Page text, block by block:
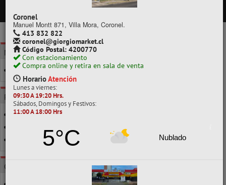
Coronel
Manuel Montt 871, Villa Mora, Coronel.
413 832 822
coronel@giorgiomarket.cl
Código Postal: 4200770
Con estacionamiento
Compra online y retira en sala de venta
HorarioAtención
Lunes a viernes:
09:30 A 19:20 Hrs.
Sábados, Domingos y Festivos:
11:00 A 18:00 Hrs
5°C Nublado
PRODUCTOS
MARCA
ATLANTIK
POR CLASE
20X30 CM
FIGURAS PARA DECORAR
CATEGORÍAS